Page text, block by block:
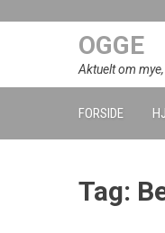
OGGE
Aktuelt om
FORSIDE
Tag: